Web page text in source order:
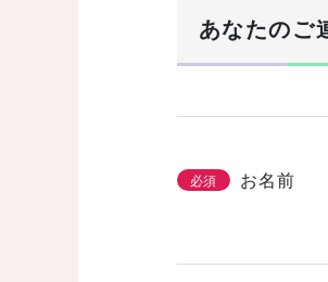
あなたのご
必須 お名前